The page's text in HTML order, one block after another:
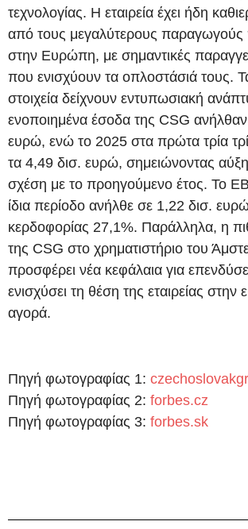
τεχνολογίας. Η εταιρεία έχει ήδη
από τους μεγαλύτερους
στην Ευρώπη, με σημαντικές
που ενισχύουν τα οπλοστάσιά τους.
στοιχεία δείχνουν εντυπωσιακή
ενοποιημένα έσοδα της CSG
ευρώ, ενώ το 2025 στα πρώτα τρία
τα 4,49 δισ. ευρώ, σημειώνοντας
σχέση με το προηγούμενο έτος. Το
ίδια περίοδο ανήλθε σε 1,22 δισ.
κερδοφορίας 27,1%. Παράλληλα, η
της CSG στο χρηματιστήριο του
προσφέρει νέα κεφάλαια για
ενισχύσει τη θέση της εταιρείας στην
αγορά.
Πηγή φωτογραφίας 1:
Πηγή φωτογραφίας 2: forbes.cz
Πηγή φωτογραφίας 3: forbes.sk